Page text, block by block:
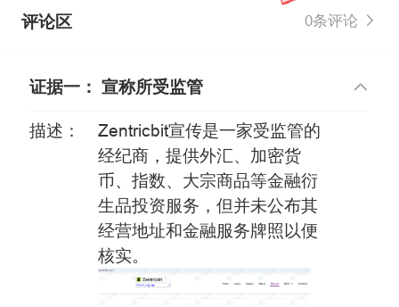
评论区 0条评论
证据一： 宣称所受监管
描述：
Zentricbit宣传是一家受监管的
经纪商，提供外汇、加密货
币、指数、大宗商品等金融衍
生品投资服务，但并未公布其
经营地址和金融服务牌照以便
核实。